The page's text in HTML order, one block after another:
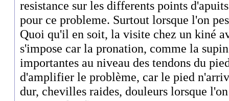
resistance sur les differents points
pour ce probleme. Surtout lorsque l'on
Quoi qu'il en soit, la visite chez un kiné
s'impose car la pronation, comme la
importantes au niveau des tendons du
d'amplifier le problème, car le pied
dur, chevilles raides, douleurs lorsque